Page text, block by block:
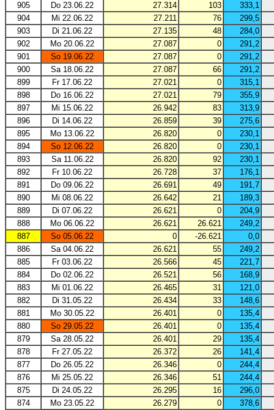
905
Do 23.06.22 27.314 103
333,1
904
Mi 22.06.22 27.211 76
299,5
903
Di 21.06.22 27.135 48
284,0
902
Mo 20.06.22 27.087 0
291,2
901
So 19.06.22 27.087 0
291,2
900
Sa 18.06.22 27.087 66
291,2
899
Fr 17.06.22 27.021 0
315,1
898
Do 16.06.22 27.021 79
355,9
897
Mi 15.06.22 26.942 83
313,9
896
Di 14.06.22 26.859 39
275,6
895
Mo 13.06.22 26.820 0
230,1
894
So 12.06.22 26.820 0
230,1
893
Sa 11.06.22 26.820 92
230,1
892
Fr 10.06.22 26.728 37
176,1
891
Do 09.06.22 26.691 49
191,7
890
Mi 08.06.22 26.642 21
189,3
889
Di 07.06.22 26.621 0
204,9
888
Mo 06.06.22 26.621 26.621
249,2
887
So 05.06.22 0 -26.621
0,0
886
Sa 04.06.22 26.621 55
249,2
885
Fr 03.06.22 26.566 45
221,7
884
Do 02.06.22 26.521 56
168,9
883
Mi 01.06.22 26.465 31
121,0
882
Di 31.05.22 26.434 33
148,6
881
Mo 30.05.22 26.401 0
135,4
880
So 29.05.22 26.401 0
135,4
879
Sa 28.05.22 26.401 29
135,4
878
Fr 27.05.22 26.372 26
141,4
877
Do 26.05.22 26.346 0
244,4
876
Mi 25.05.22 26.346 51
244,4
875
Di 24.05.22 26.295 16
296,0
874
Mo 23.05.22 26.279 0
378,6